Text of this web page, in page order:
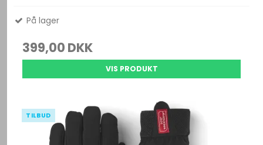
På lager
399,00 DKK
VIS PRODUKT
TILBUD